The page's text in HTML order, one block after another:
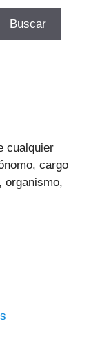
Buscar
cualquier
cargo
organismo,